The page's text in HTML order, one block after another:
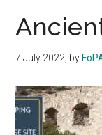
7 July 2022, by